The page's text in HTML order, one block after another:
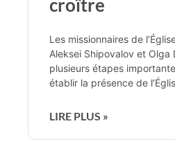
croître
Les missionnaires de
Aleksei Shipovalov et Olga
plusieurs étapes
établir la présence de
LIRE PLUS »